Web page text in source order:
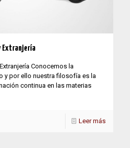
Extranjería
Conocemos la
y por ello nuestra filosofía es la
continua en las materias
Leer más